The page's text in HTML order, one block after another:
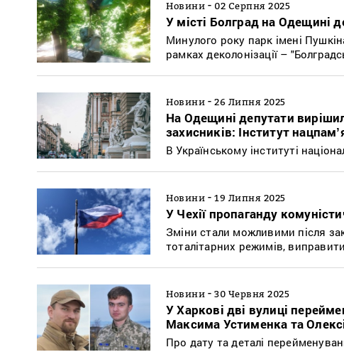
Новини - 02 Серпня 2025
У місті Болград на Одещині
Минулого року парк імені
рамках деколонізації –
Новини - 26 Липня 2025
На Одещині депутати
захисників: Інститут
В Українському інституті
Новини - 19 Липня 2025
У Чехії пропаганду
Зміни стали можливими після
тоталітарних режимів,
Новини - 30 Червня 2025
У Харкові дві вулиці
Максима Устименка та
Про дату та деталі